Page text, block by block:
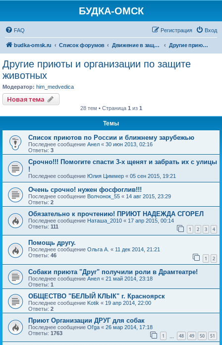
БУДКА-ОМСК
FAQ Вход
Регистрация
budka-omsk.ru Список форумов Движение в защиту животных Другие приюты и организации по защите животных
Другие приюты и организации по защите
животных
Модератор: him_medvedica
Новая тема
28 тем • Страница 1 из 1
Темы
Список приютов по России и ближнему зарубежью
Последнее сообщение Анел « 30 июн 2013, 02:16
Ответы: 3
Срочно!!! Помогите спасти 3-х щенят и забрать их с улицы
!
Последнее сообщение Юлия Циммер « 05 сен 2015, 19:21
Очень срочно! нужен фосфоглив!!!
Последнее сообщение Волчонок_55 « 14 авг 2015, 23:29
Ответы: 2
Обязательно к прочтению! ПРИЮТ НАДЕЖДА СГОРЕЛ
Последнее сообщение Наташа_2010 « 17 апр 2015, 00:14
Ответы: 111 1 2 3 4
Помощь другу.
Последнее сообщение Ольга А. « 11 дек 2014, 21:21
Ответы: 46 1 2
Собаки приюта "Друг" получили роли в Драмтеатре!
Последнее сообщение Анел « 21 май 2014, 23:18
Ответы: 1
ОБЩЕСТВО "БЕЛЫЙ КЛЫК" г. Красноярск
Последнее сообщение Kotik « 19 апр 2014, 22:00
Ответы: 2
Приют Организации ДРУГ для собак
Последнее сообщение Ol'ga « 26 мар 2014, 17:18
Ответы: 1763 1 48 49 50 51